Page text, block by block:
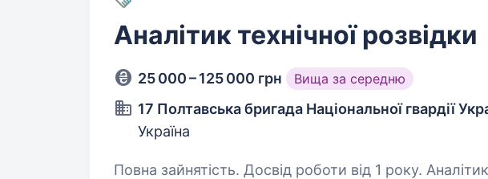
Аналітик технічної розвідки
25 000 – 125 000 грн Вища за середню
17 Полтавська бригада Національної гвардії
Україна
Повна зайнятість. Досвід роботи від 1 року. Аналітик технічної розвідки